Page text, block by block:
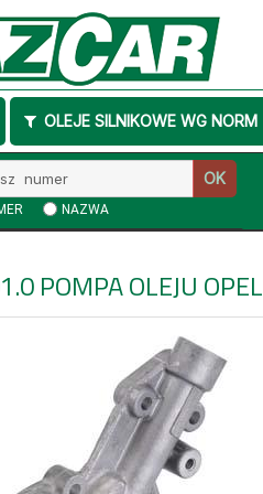
OLEJE SILNIKOWE WG NORM
OK
NAZWA
POMPA OLEJU OPEL